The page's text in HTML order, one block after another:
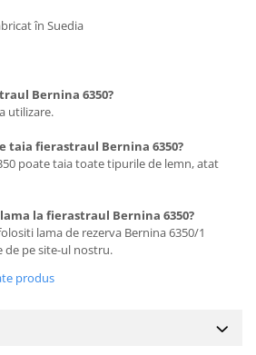
în Suedia
Bernina 6350?
utilizare.
taia fierastraul Bernina 6350?
poate taia toate tipurile de lemn, atat
la fierastraul Bernina 6350?
lama de rezerva Bernina 6350/1
pe site-ul nostru.
produs